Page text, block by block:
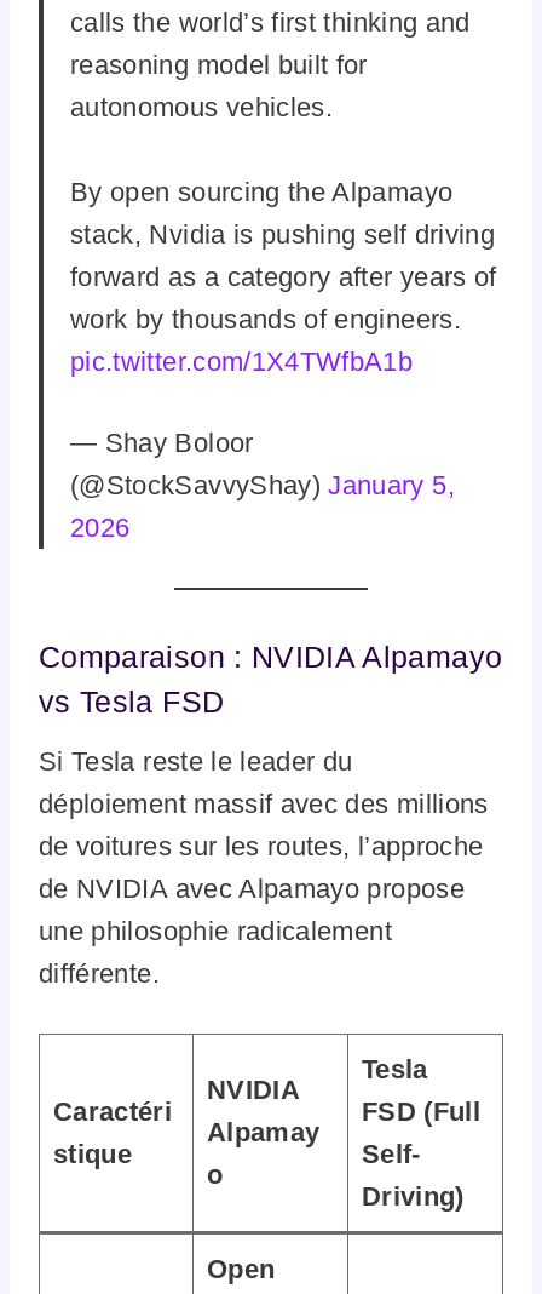
calls the world’s first thinking and
reasoning model built for
autonomous vehicles.
By open sourcing the Alpamayo
stack, Nvidia is pushing self driving
forward as a category after years of
work by thousands of engineers.
pic.twitter.com/1X4TWfbA1b
— Shay Boloor
(@StockSavvyShay)January 5,
2026
Comparaison : NVIDIA Alpamayo
vs Tesla FSD
Si Tesla reste le leader du
déploiement massif avec des millions
de voitures sur les routes, l’approche
de NVIDIA avec Alpamayo propose
une philosophie radicalement
différente.
Caractéri
stique
NVIDIA
Alpamay
o
Tesla
FSD (Full
Self-
Driving)
Open